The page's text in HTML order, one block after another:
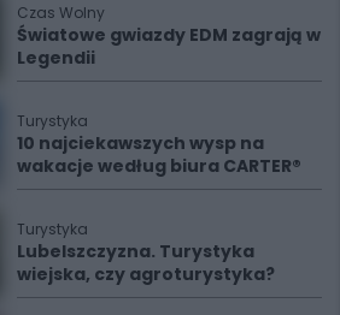
Czas Wolny
Światowe gwiazdy EDM zagrają w
Legendii
Turystyka
10 najciekawszych wysp na
wakacje według biura CARTER®
Turystyka
Lubelszczyzna. Turystyka
wiejska, czy agroturystyka?